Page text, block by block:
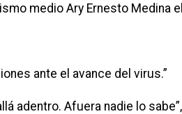
medio Ary Ernesto Medina
ante el avance del virus.”
adentro. Afuera nadie lo